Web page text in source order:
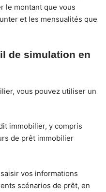
le montant que vous
et les mensualités que
de simulation en
vous pouvez utiliser un
immobilier, y compris
de prêt immobilier
vos informations
scénarios de prêt, en